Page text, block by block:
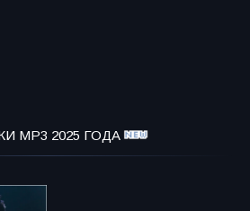
MP3 2025 ГОДА